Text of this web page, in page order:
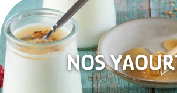
NOS